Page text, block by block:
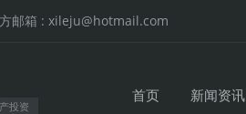
邮箱 : xileju@hotmail.com
投资
首页 新闻资讯